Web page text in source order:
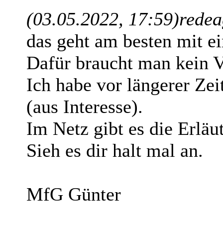
(03.05.2022, 17:59)
das geht am besten mit
Dafür braucht man kein
Ich habe vor längerer
(aus Interesse).
Im Netz gibt es die
Sieh es dir halt mal an.
MfG Günter